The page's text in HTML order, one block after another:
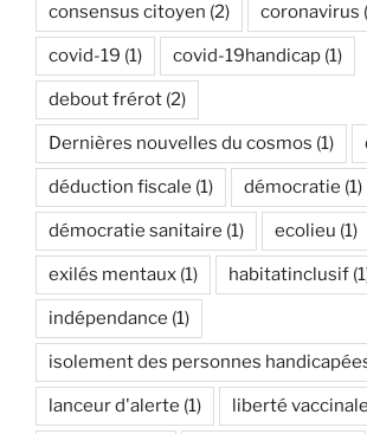
consensus citoyen (2) coronavirus
covid-19 (1) covid-19handicap (1)
debout frérot (2)
Dernières nouvelles du cosmos (1)
déduction fiscale (1) démocratie (1)
démocratie sanitaire (1) ecolieu (1)
exilés mentaux (1) habitatinclusif
indépendance (1)
isolement des personnes
lanceur d'alerte (1) liberté vaccinale